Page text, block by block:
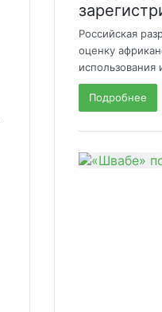
Российская
оценку
использования
Подробнее